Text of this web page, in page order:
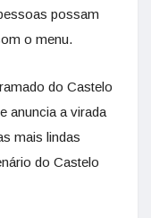
possam
o menu.
do Castelo
anuncia a virada
mais lindas
do Castelo